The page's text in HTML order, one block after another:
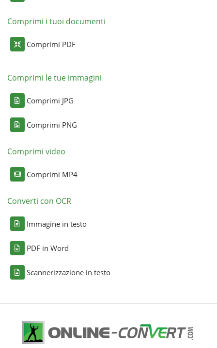
Comprimi i tuoi documenti
Comprimi PDF
Comprimi le tue immagini
Comprimi JPG
Comprimi PNG
Comprimi video
Comprimi MP4
Converti con OCR
Immagine in testo
PDF in Word
Scannerizzazione in testo